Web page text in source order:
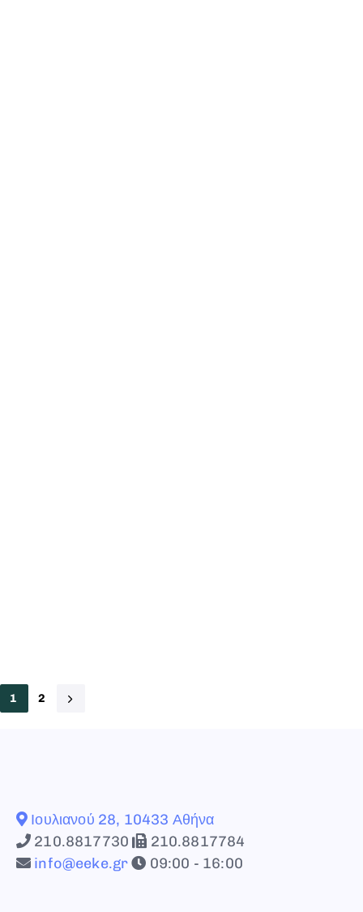
1 2
Ιουλιανού 28, 10433 Αθήνα
210.8817730
210.8817784
info@eeke.gr
09:00 - 16:00